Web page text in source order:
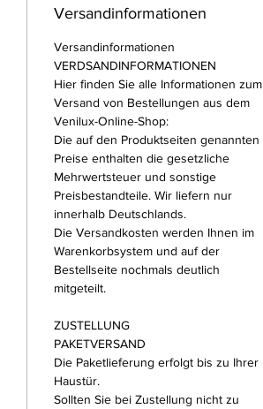
Versandinformationen
Versandinformationen
VERDSANDINFORMATIONEN
Hier finden Sie alle Informationen zum
Versand von Bestellungen aus dem
Venilux-Online-Shop:
Die auf den Produktseiten genannten
Preise enthalten die gesetzliche
Mehrwertsteuer und sonstige
Preisbestandteile. Wir liefern nur
innerhalb Deutschlands.
Die Versandkosten werden Ihnen im
Warenkorbsystem und auf der
Bestellseite nochmals deutlich
mitgeteilt.
ZUSTELLUNG
PAKETVERSAND
Die Paketlieferung erfolgt bis zu Ihrer
Haustür.
Sollten Sie bei Zustellung nicht zu